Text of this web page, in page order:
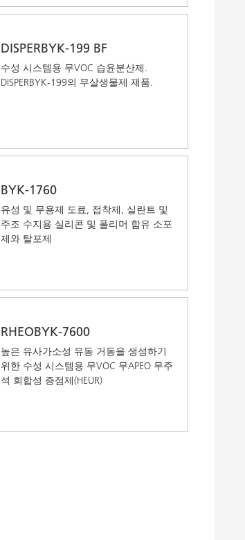
DISPERBYK-199 BF
수성 시스템용 무VOC 습윤분산제.
DISPERBYK-199의 무살생물제 제품.
BYK-1760
유성 및 무용제 도료, 접착제, 실란트 및
주조 수지용 실리콘 및 폴리머 함유 소포
제와 탈포제
RHEOBYK-7600
높은 유사가소성 유동 거동을 생성하기
위한 수성 시스템용 무VOC 무APEO 무주
석 회합성 증점제(HEUR)